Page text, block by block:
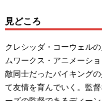
見どころ
クレシッダ・コーウェル
ムワークス・アニメーシ
敵同士だったバイキング
て友情を育んでいく。監